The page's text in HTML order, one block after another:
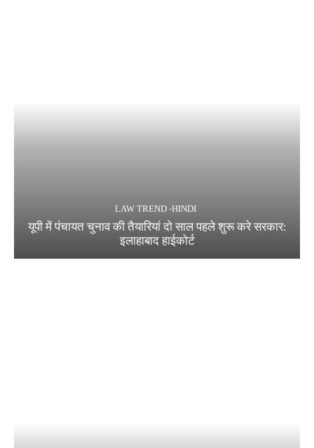
LAW TREND -HINDI
यूपी में पंचायत चुनाव की तैयारियां दो साल पहले शुरू करे सरकार:
इलाहाबाद हाईकोर्ट